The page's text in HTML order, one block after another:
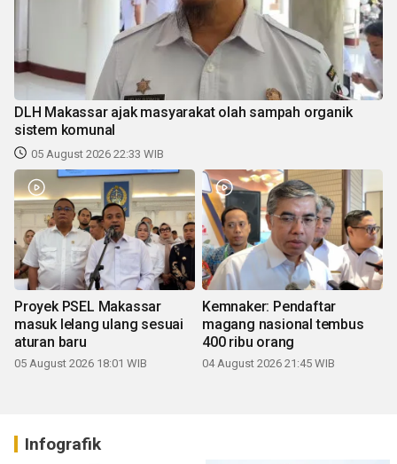
DLH Makassar ajak masyarakat olah sampah organik
sistem komunal
05 August 2026 22:33 WIB
Proyek PSEL Makassar
masuk lelang ulang sesuai
aturan baru
05 August 2026 18:01 WIB
Kemnaker: Pendaftar
magang nasional tembus
400 ribu orang
04 August 2026 21:45 WIB
Infografik